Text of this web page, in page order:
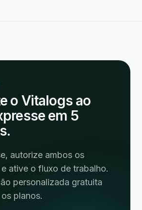
o Vitalogs ao
em 5
autorize ambos os
ative o fluxo de trabalho.
personalizada gratuita
planos.